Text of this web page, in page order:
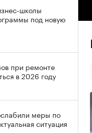
школы
под новую
при ремонте
в 2026 году
меры по
ситуация